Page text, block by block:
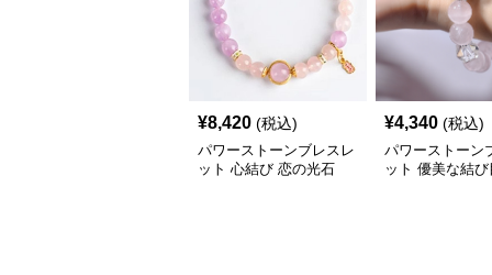
¥8,420 (税込)
パワーストーンブレスレ
ット 心結び 恋の光石
¥4,340 (税込)
パワーストーン
ット 優美な結